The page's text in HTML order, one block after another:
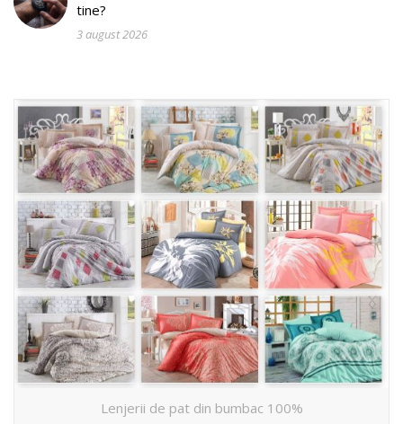
tine?
3 august 2026
Lenjerii de pat din bumbac 100%